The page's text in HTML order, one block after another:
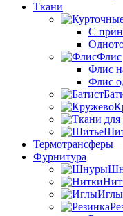
Ткани
С
Флис
Флис
Флис
Термотрансферы
Фурнитура
Иглы